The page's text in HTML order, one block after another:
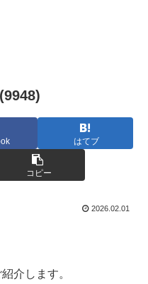
はてブ
コピー
2026.02.01
介します。